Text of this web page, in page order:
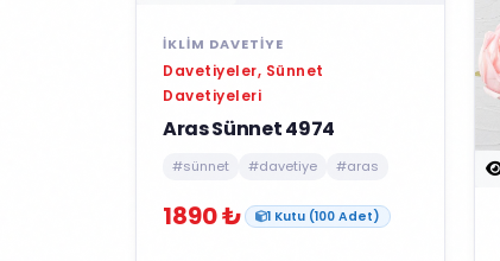
İKLIM DAVETIYE
Davetiyeler, Sünnet
Davetiyeleri
Aras Sünnet 4974
#sünnet #davetiye #aras
1890 ₺ 1 Kutu (100 Adet)